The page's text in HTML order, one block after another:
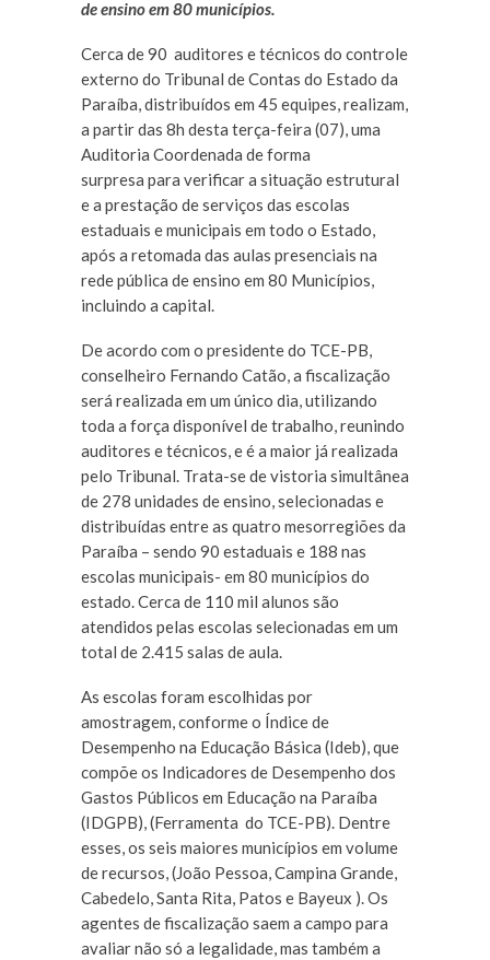
de ensino em 80 municípios.
Cerca de 90 auditores e técnicos do controle
externo do Tribunal de Contas do Estado da
Paraíba, distribuídos em 45 equipes, realizam,
a partir das 8h desta terça-feira (07), uma
Auditoria Coordenada de forma
surpresa para verificar a situação estrutural
e a prestação de serviços das escolas
estaduais e municipais em todo o Estado,
após a retomada das aulas presenciais na
rede pública de ensino em 80 Municípios,
incluindo a capital.
De acordo com o presidente do TCE-PB,
conselheiro Fernando Catão, a fiscalização
será realizada em um único dia, utilizando
toda a força disponível de trabalho, reunindo
auditores e técnicos, e é a maior já realizada
pelo Tribunal. Trata-se de vistoria simultânea
de 278 unidades de ensino, selecionadas e
distribuídas entre as quatro mesorregiões da
Paraíba – sendo 90 estaduais e 188 nas
escolas municipais- em 80 municípios do
estado. Cerca de 110 mil alunos são
atendidos pelas escolas selecionadas em um
total de 2.415 salas de aula.
As escolas foram escolhidas por
amostragem, conforme o Índice de
Desempenho na Educação Básica (Ideb), que
compõe os Indicadores de Desempenho dos
Gastos Públicos em Educação na Paraíba
(IDGPB), (Ferramenta do TCE-PB). Dentre
esses, os seis maiores municípios em volume
de recursos, (João Pessoa, Campina Grande,
Cabedelo, Santa Rita, Patos e Bayeux ). Os
agentes de fiscalização saem a campo para
avaliar não só a legalidade, mas também a